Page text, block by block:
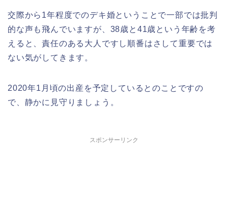
交際から1年程度でのデキ婚ということで一部では批判
的な声も飛んでいますが、38歳と41歳という年齢を考
えると、責任のある大人ですし順番はさして重要では
ない気がしてきます。
2020年1月頃の出産を予定しているとのことですの
で、静かに見守りましょう。
スポンサーリンク